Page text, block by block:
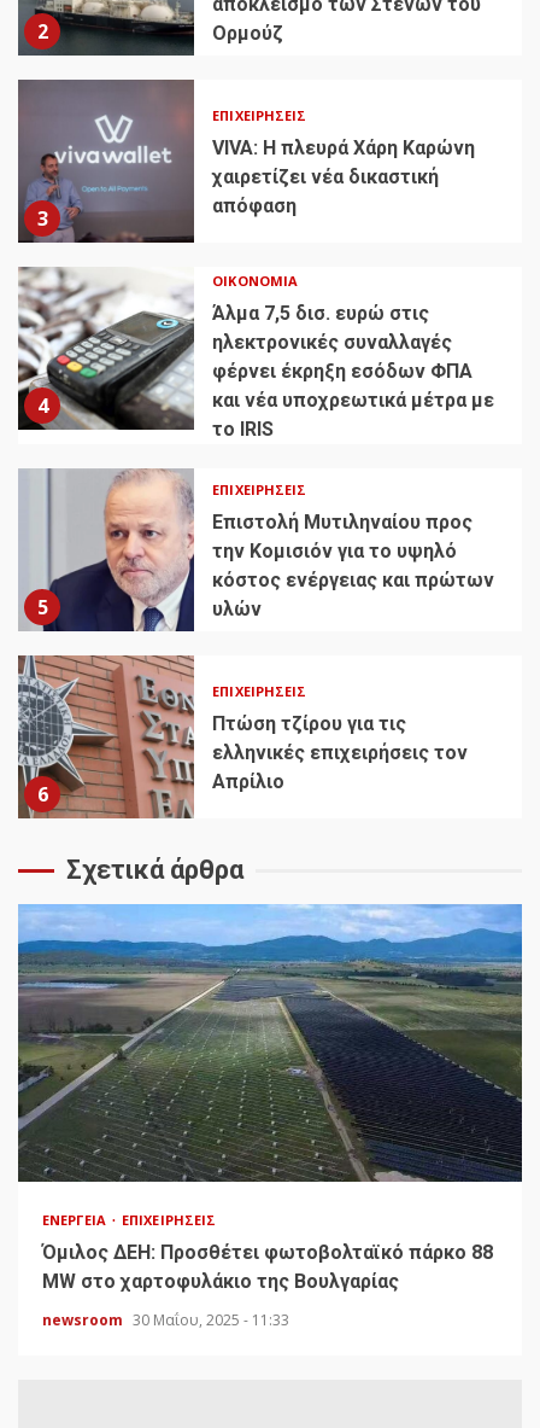
2
Ορμούζ
3
ΕΠΙΧΕΙΡΉΣΕΙΣ
VIVA: Η πλευρά Χάρη Καρώνη
χαιρετίζει νέα δικαστική
απόφαση
4
ΟΙΚΟΝΟΜΊΑ
Άλμα 7,5 δισ. ευρώ στις
ηλεκτρονικές συναλλαγές
φέρνει έκρηξη εσόδων ΦΠΑ
και νέα υποχρεωτικά μέτρα με
το IRIS
5
ΕΠΙΧΕΙΡΉΣΕΙΣ
Επιστολή Μυτιληναίου προς
την Κομισιόν για το υψηλό
κόστος ενέργειας και πρώτων
υλών
6
ΕΠΙΧΕΙΡΉΣΕΙΣ
Πτώση τζίρου για τις
ελληνικές επιχειρήσεις τον
Απρίλιο
Σχετικά άρθρα
ΕΝΈΡΓΕΙΑ ΕΠΙΧΕΙΡΉΣΕΙΣ
Όμιλος ΔΕΗ: Προσθέτει φωτοβολταϊκό πάρκο 88
MW στο χαρτοφυλάκιο της Βουλγαρίας
newsroom 30 Μαΐου, 2025 - 11:33